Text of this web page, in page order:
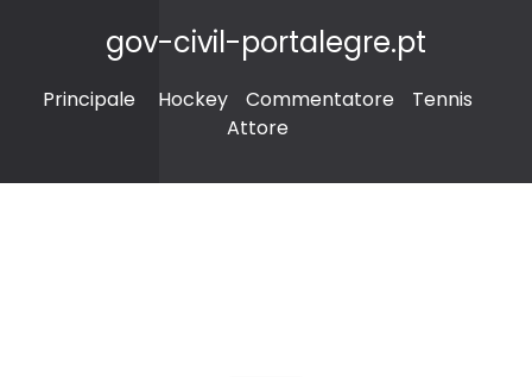
gov-civil-portalegre.pt
Principale Hockey Commentatore
Tennis
Attore